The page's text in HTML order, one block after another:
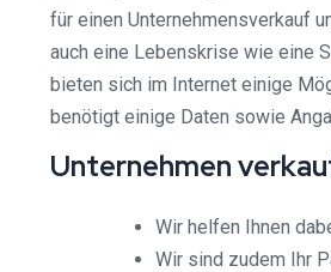
für einen Unternehmensverkauf
auch eine Lebenskrise wie eine
bieten sich im Internet einige
benötigt einige Daten sowie
Unternehmen
Wir helfen Ihnen
Wir sind zudem Ihr